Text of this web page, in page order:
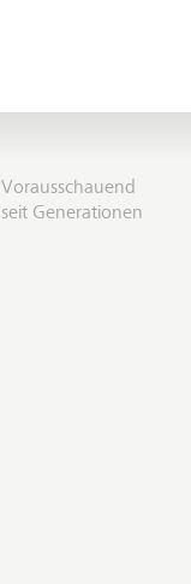
Vorausschauend
seit Generationen